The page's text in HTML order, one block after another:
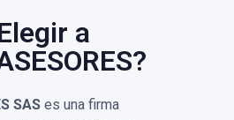
a
SAS es una firma